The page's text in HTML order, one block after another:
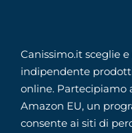
Canissimo.it sceglie
indipendente
online. Partecipiamo
Amazon EU, un
consente ai siti di